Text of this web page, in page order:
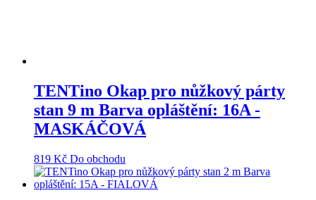
TENTino Okap pro nůžkový párty
stan 9 m Barva opláštění: 16A -
MASKÁČOVÁ
819 Kč Do obchodu